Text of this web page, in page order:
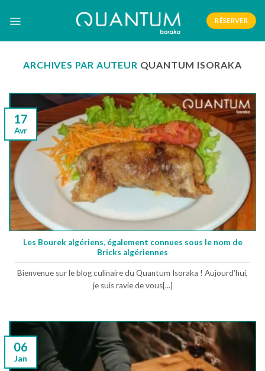
RÉSERVER
ARCHIVES PAR AUTEUR QUANTUM ISORAKA
Les Bourek algériens, également connues sous le nom de
Bricks algériennes
Bienvenue sur le blog culinaire du Quantum Isoraka ! Aujourd’hui,
je suis ravie de vous[...]
17
Avr
06
Jan